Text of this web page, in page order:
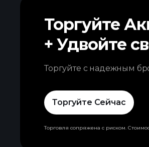
Торгуйте
+ Удвойте
Торгуйте с надежным
Торгуйте Сейчас
Торговля сопряжена с риском.